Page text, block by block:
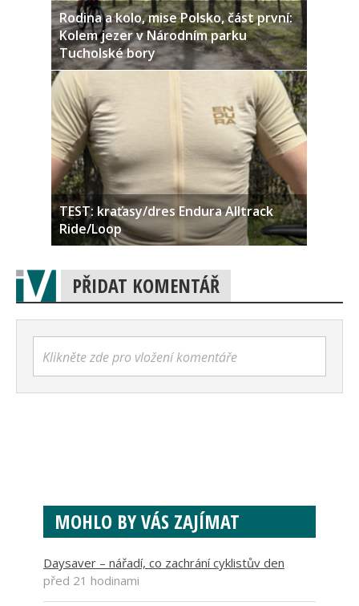
Rodina a kolo, mise Polsko, část první:
Kolem jezer v Národním parku
Tucholské bory
TEST: kraťasy/dres Endura Alltrack
Ride/Loop
PŘIDAT KOMENTÁŘ
Klikněte zde pro vložení komentáře
MOHLO BY VÁS ZAJÍMAT
Daysaver – nářadí, co zachrání cyklistův den
před 21 hodinami